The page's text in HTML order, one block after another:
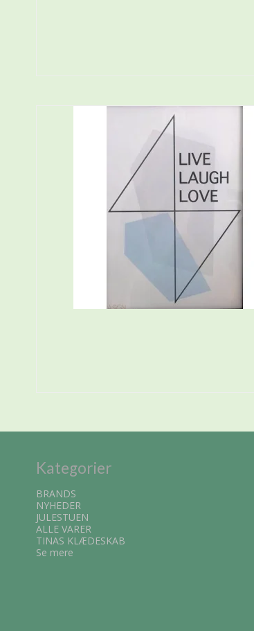
Kategorier
BRANDS
NYHEDER
JULESTUEN
ALLE VARER
TINAS KLÆDESKAB
Se mere